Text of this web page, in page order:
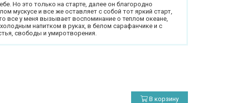
Но это только на старте, далее он благородно
мускусе и все же оставляет с собой тот яркий старт,
все у меня вызывает воспоминание о теплом океане,
напитком в руках, в белом сарафанчике и с
свободы и умиротворения.
В корзину